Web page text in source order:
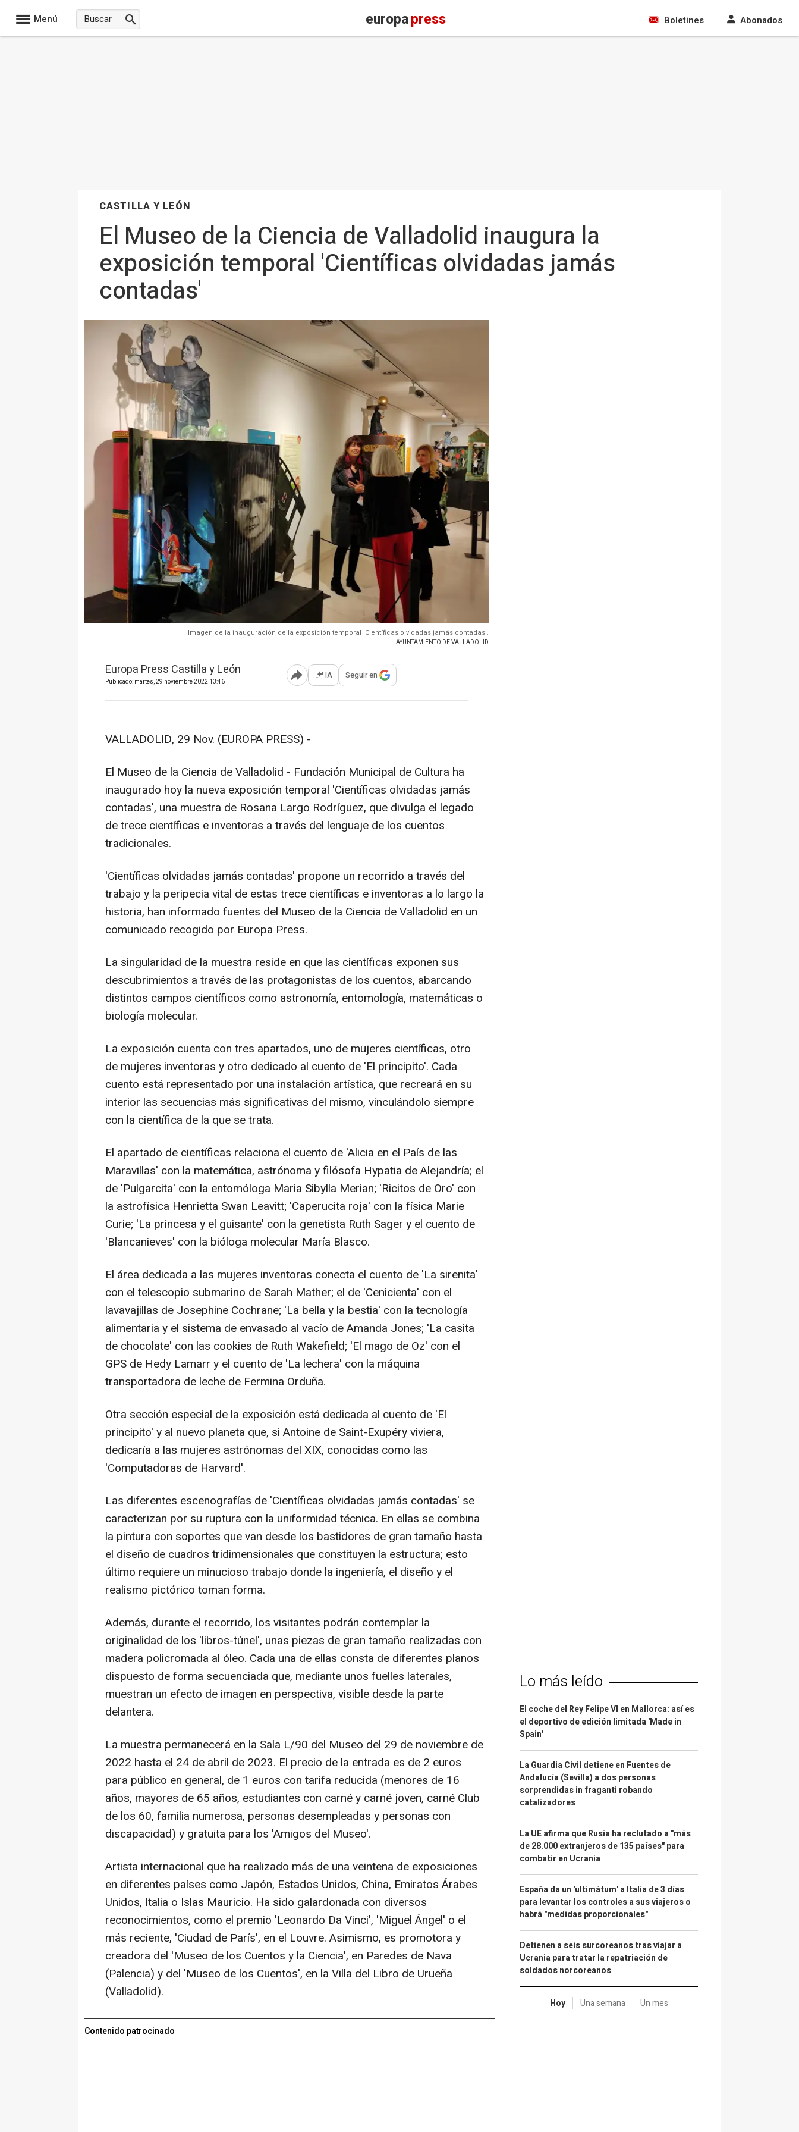
Menú europapress Boletines Abonados
CASTILLA Y LEÓN
El Museo de la Ciencia de Valladolid inaugura la
exposición temporal 'Científicas olvidadas jamás
contadas'
Imagen de la inauguración de la exposición temporal 'Científicas olvidadas jamás contadas'.
- AYUNTAMIENTO DE VALLADOLID
Europa Press Castilla y León
Publicado: martes, 29 noviembre 2022 13:46 Abrir opciones para compartir
IA Seguir en
VALLADOLID, 29 Nov. (EUROPA PRESS) -
El Museo de la Ciencia de Valladolid - Fundación Municipal de Cultura ha
inaugurado hoy la nueva exposición temporal 'Científicas olvidadas jamás
contadas', una muestra de Rosana Largo Rodríguez, que divulga el legado
de trece científicas e inventoras a través del lenguaje de los cuentos
tradicionales.
'Científicas olvidadas jamás contadas' propone un recorrido a través del
trabajo y la peripecia vital de estas trece científicas e inventoras a lo largo la
historia, han informado fuentes del Museo de la Ciencia de Valladolid en un
comunicado recogido por Europa Press.
La singularidad de la muestra reside en que las científicas exponen sus
descubrimientos a través de las protagonistas de los cuentos, abarcando
distintos campos científicos como astronomía, entomología, matemáticas o
biología molecular.
La exposición cuenta con tres apartados, uno de mujeres científicas, otro
de mujeres inventoras y otro dedicado al cuento de 'El principito'. Cada
cuento está representado por una instalación artística, que recreará en su
interior las secuencias más significativas del mismo, vinculándolo siempre
con la científica de la que se trata.
El apartado de científicas relaciona el cuento de 'Alicia en el País de las
Maravillas' con la matemática, astrónoma y filósofa Hypatia de Alejandría; el
de 'Pulgarcita' con la entomóloga Maria Sibylla Merian; 'Ricitos de Oro' con
la astrofísica Henrietta Swan Leavitt; 'Caperucita roja' con la física Marie
Curie; 'La princesa y el guisante' con la genetista Ruth Sager y el cuento de
'Blancanieves' con la bióloga molecular María Blasco.
El área dedicada a las mujeres inventoras conecta el cuento de 'La sirenita'
con el telescopio submarino de Sarah Mather; el de 'Cenicienta' con el
lavavajillas de Josephine Cochrane; 'La bella y la bestia' con la tecnología
alimentaria y el sistema de envasado al vacío de Amanda Jones; 'La casita
de chocolate' con las cookies de Ruth Wakefield; 'El mago de Oz' con el
GPS de Hedy Lamarr y el cuento de 'La lechera' con la máquina
transportadora de leche de Fermina Orduña.
Otra sección especial de la exposición está dedicada al cuento de 'El
principito' y al nuevo planeta que, si Antoine de Saint-Exupéry viviera,
dedicaría a las mujeres astrónomas del XIX, conocidas como las
'Computadoras de Harvard'.
Las diferentes escenografías de 'Científicas olvidadas jamás contadas' se
caracterizan por su ruptura con la uniformidad técnica. En ellas se combina
la pintura con soportes que van desde los bastidores de gran tamaño hasta
el diseño de cuadros tridimensionales que constituyen la estructura; esto
último requiere un minucioso trabajo donde la ingeniería, el diseño y el
realismo pictórico toman forma.
Además, durante el recorrido, los visitantes podrán contemplar la
originalidad de los 'libros-túnel', unas piezas de gran tamaño realizadas con
madera policromada al óleo. Cada una de ellas consta de diferentes planos
dispuesto de forma secuenciada que, mediante unos fuelles laterales,
muestran un efecto de imagen en perspectiva, visible desde la parte
delantera.
La muestra permanecerá en la Sala L/90 del Museo del 29 de noviembre de
2022 hasta el 24 de abril de 2023. El precio de la entrada es de 2 euros
para público en general, de 1 euros con tarifa reducida (menores de 16
años, mayores de 65 años, estudiantes con carné y carné joven, carné Club
de los 60, familia numerosa, personas desempleadas y personas con
discapacidad) y gratuita para los 'Amigos del Museo'.
Artista internacional que ha realizado más de una veintena de exposiciones
en diferentes países como Japón, Estados Unidos, China, Emiratos Árabes
Unidos, Italia o Islas Mauricio. Ha sido galardonada con diversos
reconocimientos, como el premio 'Leonardo Da Vinci', 'Miguel Ángel' o el
más reciente, 'Ciudad de París', en el Louvre. Asimismo, es promotora y
creadora del 'Museo de los Cuentos y la Ciencia', en Paredes de Nava
(Palencia) y del 'Museo de los Cuentos', en la Villa del Libro de Urueña
(Valladolid).
Contenido patrocinado
Lo más leído
El coche del Rey Felipe VI en Mallorca: así es
el deportivo de edición limitada 'Made in
Spain'
La Guardia Civil detiene en Fuentes de
Andalucía (Sevilla) a dos personas
sorprendidas in fraganti robando
catalizadores
La UE afirma que Rusia ha reclutado a "más
de 28.000 extranjeros de 135 países" para
combatir en Ucrania
España da un 'ultimátum' a Italia de 3 días
para levantar los controles a sus viajeros o
habrá "medidas proporcionales"
Detienen a seis surcoreanos tras viajar a
Ucrania para tratar la repatriación de
soldados norcoreanos
Hoy Una semana Un mes